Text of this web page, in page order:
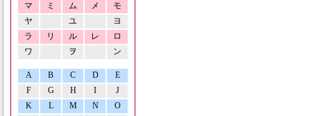
マ
ミ ム メ
モ
ヤ
ユ
ヨ
ラ
リ ル レ
ロ
ワ
ヲ ン
A B C D
E
F
G H I
J
K
L M N O